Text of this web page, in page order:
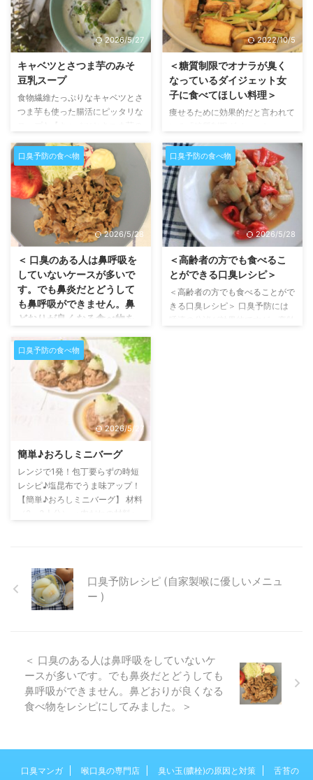
2026/5/27
キャベツとさつま芋のみそ
豆乳スープ
食物繊維たっぷりなキャベツとさ
つま芋も使った腸活にピッタリな
スープ♪ 【キャベツとさつま芋の
分） 玉ねぎ：1/2 個キャベツ：
1/8 個さつま芋（小）：1 本A
水：200 mlA めんつゆ：大さじ
1B 無調整豆乳：300 mlB みそ：
大さじ2小葱：適量塩、コショ
ウ：適量 作り方 ① 玉ねぎは薄
切り、キャベツとさつま芋はひと
ます。 ② 鍋を温め、玉ねぎと
キャベツを炒めます。しんなりし
たらAとさつま芋を加えて、沸騰
したら5分程蓋をして煮込みます
2022/10/5
＜糖質制限でオナラが臭く
なっているダイジェット女
子に食べてほしい料理＞
痩せるために効果的だと言われて
炭水化物を抜いた食事をすること
で、腸内環境が悪化し、口臭につ
ながっているってご存知でした
か？ 今回はそんな方にオススメ
の、腸内環境を整えるレシピを紹
介します。 ※紹介する野菜はそれ
ぞれ食物繊維を豊富に含んでいま
す。その効果で腸を綺麗に掃除
し、口臭を予防することができま
す。 しめじと厚揚げの炒め物 材
料（2人分） しめ
じ 1パック 厚
揚げ 1枚 長ね
口臭予防の食べ物
2026/5/28
＜ 口臭のある人は鼻呼吸を
していないケースが多いで
す。でも鼻炎だとどうして
も鼻呼吸ができません。鼻
どおりが良くなる食べ物を
＜ 口臭のある人は鼻呼吸をして
いないケースが多いです。でも鼻
炎だとどうしても鼻呼吸ができま
せん。鼻どおりが良くなる食べ物
をレシピにしてみました。＞ 皆
さんはお口の乾燥が口臭の原因に
なるということをご存知ですか？
口呼吸をすると乾燥が進んでしま
います。今回は鼻呼吸ができるよ
う、鼻通りのよくなる食材をしよ
うした メニューを紹介します。
口呼吸を防いで、乾燥が原因の口
臭を予防しましょう。 りんごの
ご（すりおろし） 大さじ1（1/4
個程 …
口臭予防の食べ物
2026/5/28
＜高齢者の方でも食べるこ
とができる口臭レシピ＞
＜高齢者の方でも食べることがで
きる口臭レシピ＞ 口臭予防には
口臭予防の食べ物
2026/5/27
簡単♪おろしミニバーグ
レンジで1発！包丁要らずの時短
レシピ♪塩昆布でうま味アップ！
【簡単♪おろしミニバーグ】 材料
ょうが：小さじ1(5g)＜仕上げ用
＞大根おろし：適量刻みネギ：適
量ポン酢しょうゆ：適量 作り方
1 ポリ袋に肉だねの材料をすべ
れて混ぜ合わせてももちろん
OK♪） 2 袋の端をハサミで切り
落とし絞り出し袋にする。耐熱皿
口臭予防レシピ (自家製喉に優しいメニュ
ー )
＜ 口臭のある人は鼻呼吸をしていないケ
ースが多いです。でも鼻炎だとどうしても
鼻呼吸ができません。鼻どおりが良くなる
食べ物をレシピにしてみました。＞
口臭マンガ 喉口臭の専門店 臭い玉(膿栓)の原因と対策
舌苔の